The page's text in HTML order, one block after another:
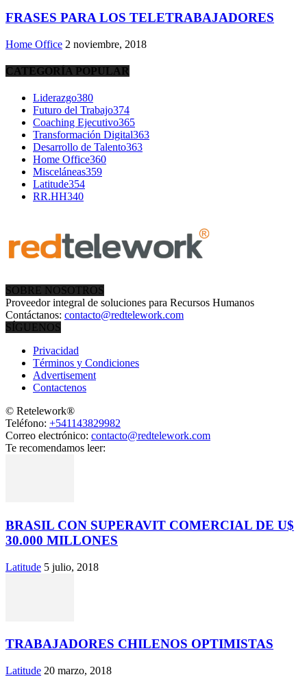
FRASES PARA LOS TELETRABAJADORES
Home Office 2 noviembre, 2018
CATEGORÍA POPULAR
Liderazgo380
Futuro del Trabajo374
Coaching Ejecutivo365
Transformación Digital363
Desarrollo de Talento363
Home Office360
Misceláneas359
Latitude354
RR.HH340
SOBRE NOSOTROS
Proveedor integral de soluciones para Recursos Humanos
Contáctanos: contacto@redtelework.com
SÍGUENOS
Privacidad
Términos y Condiciones
Advertisement
Contactenos
© Retelework®
Teléfono: +541143829982
Correo electrónico: contacto@redtelework.com
Te recomendamos leer:
BRASIL CON SUPERAVIT COMERCIAL DE U$
30.000 MILLONES
Latitude 5 julio, 2018
TRABAJADORES CHILENOS OPTIMISTAS
Latitude 20 marzo, 2018